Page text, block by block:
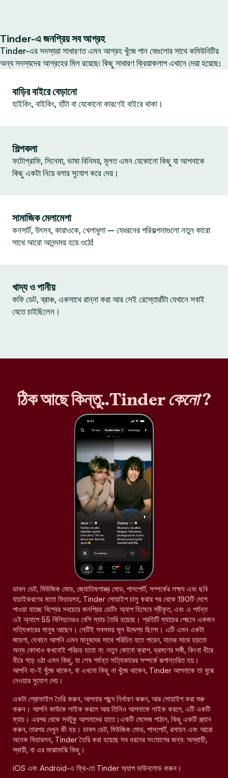
Tinder-এ জনপ্রিয় সব আগ্রহ
Tinder-এর সদস্যরা সাধারণত এমন আগ্রহ খুঁজে পান যেগুলোর সাথে কমিউনিটির
অন্য সদস্যদের আগ্রহের মিল রয়েছে৷ কিছু সাধারণ ক্রিয়াকলাপ এখানে দেয়া হয়েছে:
বাড়ির বাইরে বেড়ানো
হাইকিং, বাইকিং, হাঁটা বা যেকোনো কারণেই বাইরে থাকা।
শিল্পকলা
ফটোগ্রাফি, সিনেমা, ভাষা বিনিময়, মূলত এমন যেকোনো কিছু যা আপনাকে
কিছু একটা নিয়ে বলার সুযোগ করে দেয়।
সামাজিক মেলামেশা
কনসার্ট, উৎসব, কারাওকে, খেলাধুলা — যেধরনের পরিকল্পনাগুলো নতুন কারো
সাথে আরো আনন্দময় হয়ে ওঠে!
খাদ্য ও পানীয়
কফি ডেট, ব্রাঞ্চ, একসাথে রান্না করা আর সেই রেস্তোরাঁটা যেখানে সবাই
যেতে চাইছিলেন।
ঠিক আছে কিন্তু..Tinderকেনো?
ডাবল ডেট, মিউজিক মোড, জ্যোতিষশাস্ত্র মোড, পাসপোর্ট, সম্পর্কের লক্ষ্য এবং ছবি
যাচাইকরণের মতো ফিচারসহ, Tinder সোয়াইপ চালু করার পর থেকে 190টি দেশে
পাওয়া যাচ্ছে বিশ্বের সবচেয়ে জনপ্রিয় ডেটিং অ্যাপ হিসেবে স্বীকৃত, এবং এ পর্যন্ত
এই অ্যাপে 55 বিলিয়নেরও বেশি ম্যাচ তৈরি হয়েছে। প্রতিটি ম্যাচের পেছনে একজন
সত্যিকারের মানুষ আছেন। সেটিই সবসময় মূল উদ্দেশ্য ছিলো। এটি এমন একটা
জায়গা, যেখানে আপনি এমন মানুষদের সাথে পরিচিত হতে পারেন, যাদের সাথে হয়তো
অন্য কোথাও কখনোই পরিচয় হতো না: নতুন কোনো ক্রাশ, ভ্রমণের সঙ্গী, কিংবা ধীরে
ধীরে গড়ে ওঠা এমন কিছু, যা শেষ পর্যন্ত সত্যিকারের সম্পর্কে রূপান্তরিত হয়।
আপনি যা-ই খুঁজে থাকেন, বা এখনো কিছু না খুঁজে থাকেন, Tinder আপনাকে তা বুঝে
নেওয়ার সুযোগ দেয়।
একটা প্রোফাইল তৈরি করুন, আপনার পছন্দ নির্ধারণ করুন, আর সোয়াইপ করা শুরু
করুন। আপনি কাউকে লাইক করলে আর তিনিও আপনাকে লাইক করলে, এটি একটি
ম্যাচ। এরপর থেকে সবটুকু আপনাদের হাতে।একটি মেসেজ পাঠান, কিছু একটি প্ল্যান
করুন, তারপর দেখুন কী হয়। ডাবল ডেট, মিউজিক মোড, পাসপোর্ট, রসায়ন এবং আরো
অনেক ফিচারসহ, Tinder তৈরি করা হয়েছে সব ধরনের সংযোগের জন্য: অস্থায়ী,
স্থায়ী, বা এর মাঝামাঝি কিছু।
iOS এবং Android-এ ফ্রি-তে Tinder অ্যাপ ডাউনলোড করুন।